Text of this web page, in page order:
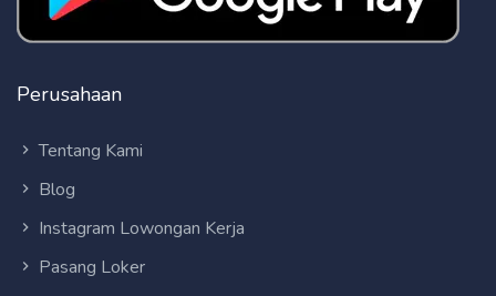
Perusahaan
Tentang Kami
Blog
Instagram Lowongan Kerja
Pasang Loker